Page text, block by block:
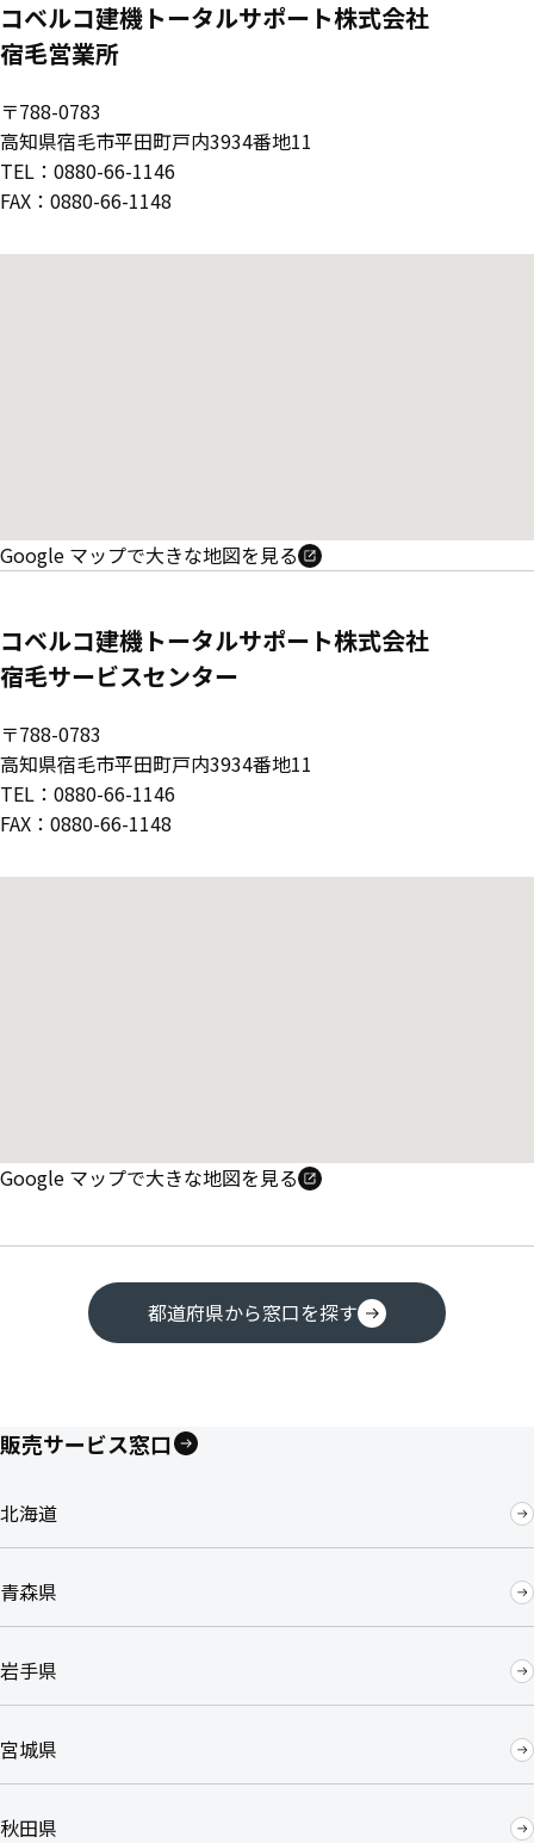
コベルコ建機トータルサポート株式会社
宿毛営業所
〒788-0783
高知県宿毛市平田町戸内3934番地11
TEL：0880-66-1146
FAX：0880-66-1148
Google マップで大きな地図を見る
コベルコ建機トータルサポート株式会社
宿毛サービスセンター
〒788-0783
高知県宿毛市平田町戸内3934番地11
TEL：0880-66-1146
FAX：0880-66-1148
Google マップで大きな地図を見る
都道府県から窓口を探す
販売サービス窓口
北海道
青森県
岩手県
宮城県
秋田県